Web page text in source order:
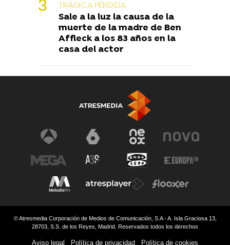
TRÁGICA PÉRDIDA
Sale a la luz la causa de la
muerte de la madre de Ben
Affleck a los 83 años en la
casa del actor
© Atresmedia Corporación de Medios de Comunicación, S.A - A. Isla Graciosa 13,
28703, S.S. de los Reyes, Madrid. Reservados todos los derechos
Aviso legal Política de privacidad Política de cookies